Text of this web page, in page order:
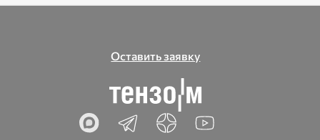
Оставить заявку